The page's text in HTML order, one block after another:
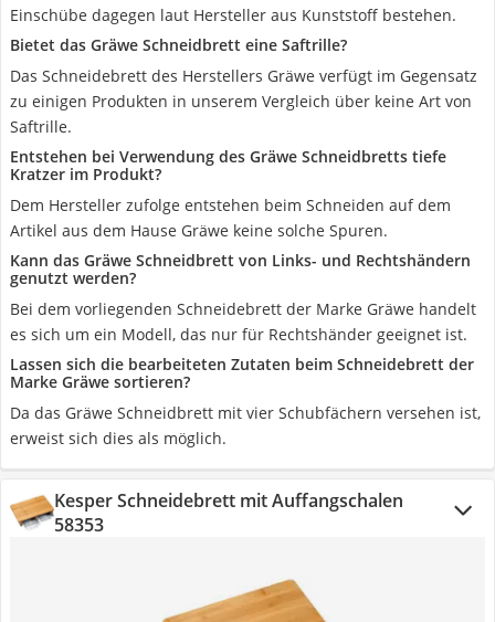
Einschübe dagegen laut Hersteller aus Kunststoff bestehen.
Bietet das Gräwe Schneidbrett eine Saftrille?
Das Schneidebrett des Herstellers Gräwe verfügt im Gegensatz
zu einigen Produkten in unserem Vergleich über keine Art von
Saftrille.
Entstehen bei Verwendung des Gräwe Schneidbretts tiefe
Kratzer im Produkt?
Dem Hersteller zufolge entstehen beim Schneiden auf dem
Artikel aus dem Hause Gräwe keine solche Spuren.
Kann das Gräwe Schneidbrett von Links- und Rechtshändern
genutzt werden?
Bei dem vorliegenden Schneidebrett der Marke Gräwe handelt
es sich um ein Modell, das nur für Rechtshänder geeignet ist.
Lassen sich die bearbeiteten Zutaten beim Schneidebrett der
Marke Gräwe sortieren?
Da das Gräwe Schneidbrett mit vier Schubfächern versehen ist,
erweist sich dies als möglich.
Kesper Schneidebrett mit Auffangschalen
58353